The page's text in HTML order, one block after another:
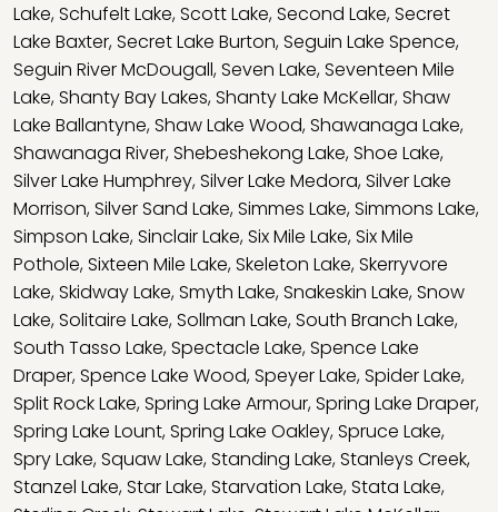
Lake,Schufelt Lake,Scott Lake,Second Lake,Secret
Lake Baxter,Secret Lake Burton,Seguin Lake Spence,
Seguin River McDougall,Seven Lake,Seventeen Mile
Lake,Shanty Bay Lakes,Shanty Lake McKellar,Shaw
Lake Ballantyne,Shaw Lake Wood,Shawanaga Lake,
Shawanaga River,Shebeshekong Lake,Shoe Lake,
Silver Lake Humphrey,Silver Lake Medora,Silver Lake
Morrison,Silver Sand Lake,Simmes Lake,Simmons Lake,
Simpson Lake,Sinclair Lake,Six Mile Lake,Six Mile
Pothole,Sixteen Mile Lake,Skeleton Lake,Skerryvore
Lake,Skidway Lake,Smyth Lake,Snakeskin Lake,Snow
Lake,Solitaire Lake,Sollman Lake,South Branch Lake,
South Tasso Lake,Spectacle Lake,Spence Lake
Draper,Spence Lake Wood,Speyer Lake,Spider Lake,
Split Rock Lake,Spring Lake Armour,Spring Lake Draper,
Spring Lake Lount,Spring Lake Oakley,Spruce Lake,
Spry Lake,Squaw Lake,Standing Lake,Stanleys Creek,
Stanzel Lake,Star Lake,Starvation Lake,Stata Lake,